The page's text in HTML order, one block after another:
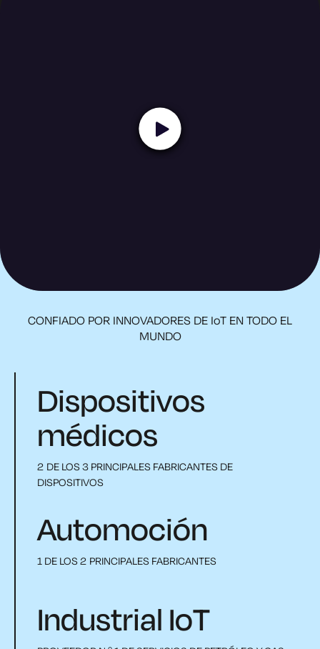
CONFIADO POR INNOVADORES DE IoT EN TODO EL
MUNDO
Dispositivos
médicos
2 DE LOS 3 PRINCIPALES FABRICANTES DE
DISPOSITIVOS
Automoción
1 DE LOS 2 PRINCIPALES FABRICANTES
Industrial IoT